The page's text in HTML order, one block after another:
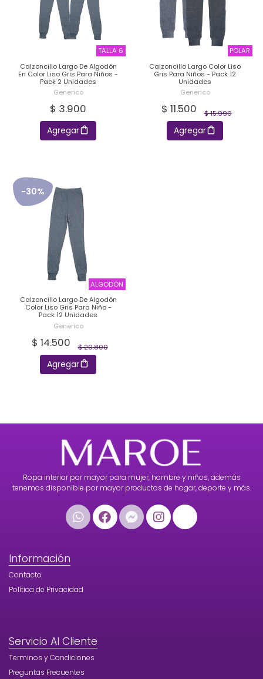
TALLA 6
Calzoncillo Largo De Algodón
En Color Liso Gris Para Niños -
Pack 2 Unidades
Generico
$ 3.900
Agregar
POLAR
Calzoncillo Largo Color Liso
Gris Para Niños - Pack 12
Unidades
Generico
$ 15.990
$ 11.500
Agregar
-30%
ALGODÓN
Calzoncillo Largo De Algodón
Color Liso Gris Para Niño -
Pack 12 Unidades
Generico
$ 20.800
$ 14.500
Agregar
Ropa interior por mayor para mujer, hombre y niños, además
tenemos disponible por mayor productos de hogar, deporte y más.
Información
Contacto
Política de Privacidad
Servicio Al Cliente
Terminos y Condiciones
Preguntas Frecuentes